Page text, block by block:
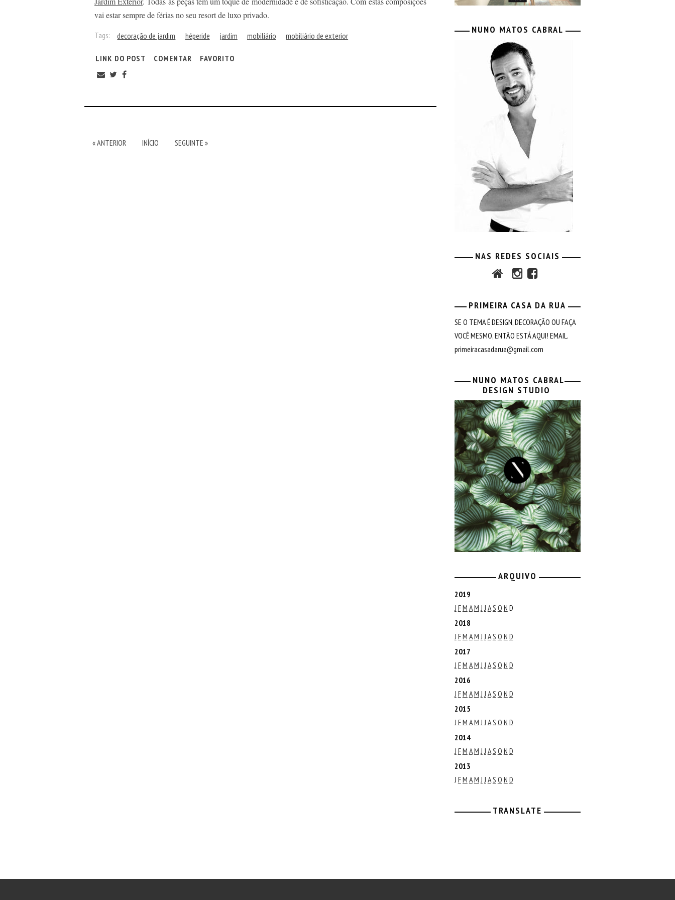
vai estar sempre de férias no seu resort de luxo privado.
Tags: decoração de jardim héperide jardim mobiliário mobiliário de exterior
LINK DO POST COMENTAR FAVORITO
« ANTERIOR INÍCIO SEGUINTE »
NUNO MATOS CABRAL
NAS REDES SOCIAIS
PRIMEIRA CASA DA RUA
SE O TEMA É DESIGN, DECORAÇÃO OU FAÇA
VOCÊ MESMO, ENTÃO ESTÁ AQUI! EMAIL.
primeiracasadarua@gmail.com
NUNO MATOS CABRAL
DESIGN STUDIO
ARQUIVO
2019
J FM AM J J AS O N D
2018
J FM AM J J AS O N D
2017
J FM AM J J AS O N D
2016
J FM AM J J AS O N D
2015
J FM AM J J AS O N D
2014
J FM AM J J AS O N D
2013
J FM AM J J AS O N D
TRANSLATE